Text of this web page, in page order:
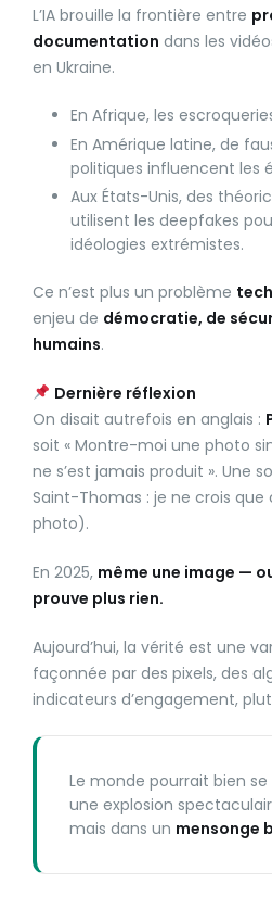
L’IA brouille la frontière entre
documentation dans les
en Ukraine.
En Afrique, les
En Amérique latine, de
politiques influencent les
Aux États-Unis, des
utilisent les deepfakes
idéologies extrémistes.
Ce n’est plus un problème
enjeu de démocratie, de
humains.
Dernière réflexion
On disait autrefois en anglais :
soit « Montre-moi une photo
ne s’est jamais produit ». Une
Saint-Thomas : je ne crois que
photo).
En 2025, même une image —
prouve plus rien.
Aujourd’hui, la vérité est une
façonnée par des pixels, des
indicateurs d’engagement,
Le monde pourrait bien
une explosion
mais dans un mensonge